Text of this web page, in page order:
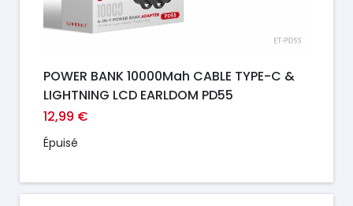
POWER BANK 10000Mah CABLE TYPE-C &
LIGHTNING LCD EARLDOM PD55
12,99 €
Épuisé